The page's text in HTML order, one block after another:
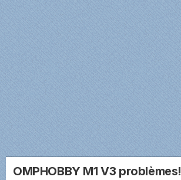
OMPHOBBY M1 V3 problèmes!